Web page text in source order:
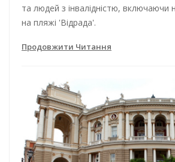
та людей з інвалідністю, включаючи
на пляжі 'Відрада'.
Продовжити Читання